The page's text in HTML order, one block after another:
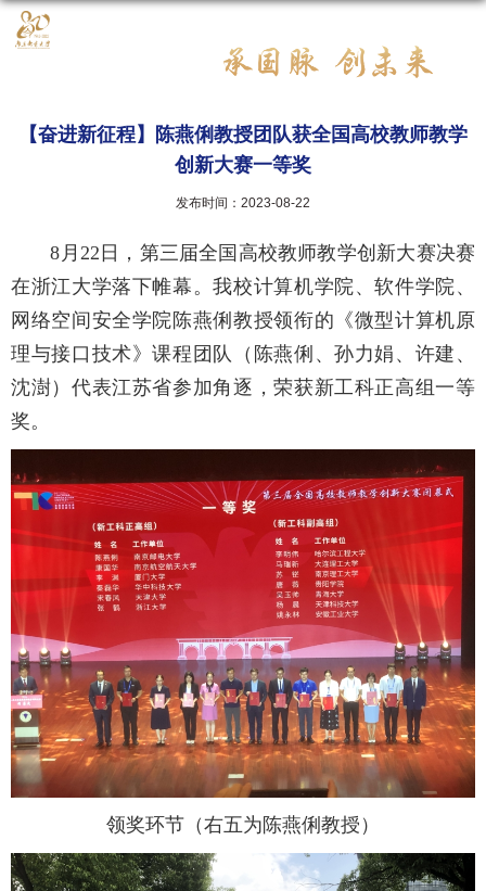
【奋进新征程】陈燕俐教授团队获全国高校教师教学
创新大赛一等奖
发布时间：2023-08-22
8月22日，第三届全国高校教师教学创新大赛决赛
在浙江大学落下帷幕。我校计算机学院、软件学院、
网络空间安全学院陈燕俐教授领衔的《微型计算机原
理与接口技术》课程团队（陈燕俐、孙力娟、许建、
沈澍）代表江苏省参加角逐，荣获新工科正高组一等
奖。
领奖环节（右五为陈燕俐教授）